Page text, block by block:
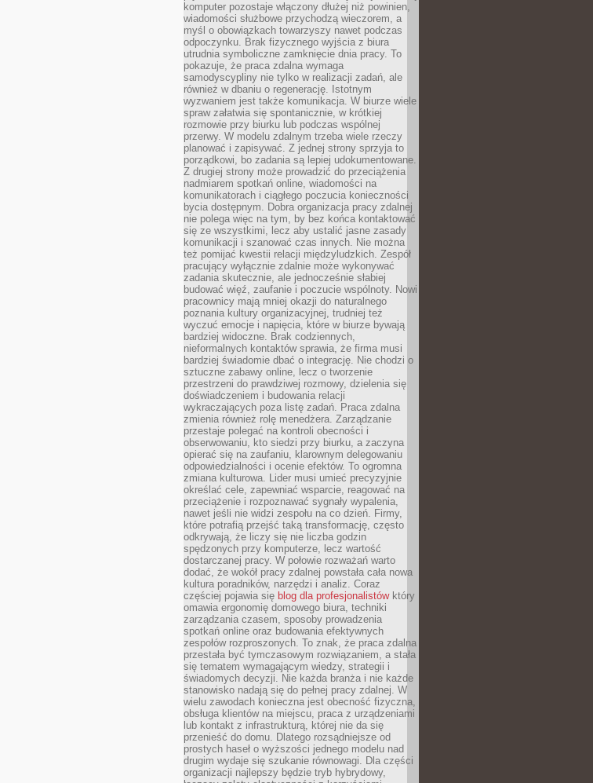
komputer pozostaje włączony dłużej niż powinien,
wiadomości służbowe przychodzą wieczorem, a
myśl o obowiązkach towarzyszy nawet podczas
odpoczynku. Brak fizycznego wyjścia z biura
utrudnia symboliczne zamknięcie dnia pracy. To
pokazuje, że praca zdalna wymaga
samodyscypliny nie tylko w realizacji zadań, ale
również w dbaniu o regenerację. Istotnym
wyzwaniem jest także komunikacja. W biurze wiele
spraw załatwia się spontanicznie, w krótkiej
rozmowie przy biurku lub podczas wspólnej
przerwy. W modelu zdalnym trzeba wiele rzeczy
planować i zapisywać. Z jednej strony sprzyja to
porządkowi, bo zadania są lepiej udokumentowane.
Z drugiej strony może prowadzić do przeciążenia
nadmiarem spotkań online, wiadomości na
komunikatorach i ciągłego poczucia konieczności
bycia dostępnym. Dobra organizacja pracy zdalnej
nie polega więc na tym, by bez końca kontaktować
się ze wszystkimi, lecz aby ustalić jasne zasady
komunikacji i szanować czas innych. Nie można
też pomijać kwestii relacji międzyludzkich. Zespół
pracujący wyłącznie zdalnie może wykonywać
zadania skutecznie, ale jednocześnie słabiej
budować więź, zaufanie i poczucie wspólnoty. Nowi
pracownicy mają mniej okazji do naturalnego
poznania kultury organizacyjnej, trudniej też
wyczuć emocje i napięcia, które w biurze bywają
bardziej widoczne. Brak codziennych,
nieformalnych kontaktów sprawia, że firma musi
bardziej świadomie dbać o integrację. Nie chodzi o
sztuczne zabawy online, lecz o tworzenie
przestrzeni do prawdziwej rozmowy, dzielenia się
doświadczeniem i budowania relacji
wykraczających poza listę zadań. Praca zdalna
zmienia również rolę menedżera. Zarządzanie
przestaje polegać na kontroli obecności i
obserwowaniu, kto siedzi przy biurku, a zaczyna
opierać się na zaufaniu, klarownym delegowaniu
odpowiedzialności i ocenie efektów. To ogromna
zmiana kulturowa. Lider musi umieć precyzyjnie
określać cele, zapewniać wsparcie, reagować na
przeciążenie i rozpoznawać sygnały wypalenia,
nawet jeśli nie widzi zespołu na co dzień. Firmy,
które potrafią przejść taką transformację, często
odkrywają, że liczy się nie liczba godzin
spędzonych przy komputerze, lecz wartość
dostarczanej pracy. W połowie rozważań warto
dodać, że wokół pracy zdalnej powstała cała nowa
kultura poradników, narzędzi i analiz. Coraz
częściej pojawia się blog dla profesjonalistówktóry
omawia ergonomię domowego biura, techniki
zarządzania czasem, sposoby prowadzenia
spotkań online oraz budowania efektywnych
zespołów rozproszonych. To znak, że praca zdalna
przestała być tymczasowym rozwiązaniem, a stała
się tematem wymagającym wiedzy, strategii i
świadomych decyzji. Nie każda branża i nie każde
stanowisko nadają się do pełnej pracy zdalnej. W
wielu zawodach konieczna jest obecność fizyczna,
obsługa klientów na miejscu, praca z urządzeniami
lub kontakt z infrastrukturą, której nie da się
przenieść do domu. Dlatego rozsądniejsze od
prostych haseł o wyższości jednego modelu nad
drugim wydaje się szukanie równowagi. Dla części
organizacji najlepszy będzie tryb hybrydowy,